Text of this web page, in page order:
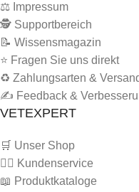
⚖️ Impressum
🕵 Supportbereich
📝 Wissensmagazin
⭐ Fragen Sie uns direkt
♻️ Zahlungsarten &
✍️ Feedback &
VETEXPERT
🛒 Unser Shop
🙋‍♂️ Kundenservice
📖 Produktkataloge